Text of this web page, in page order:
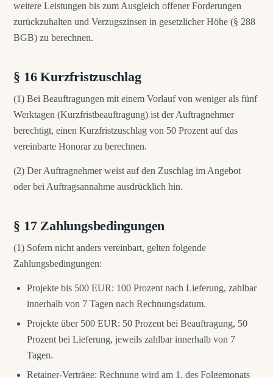
weitere Leistungen bis zum Ausgleich offener Forderungen
zurückzuhalten und Verzugszinsen in gesetzlicher Höhe (§ 288
BGB) zu berechnen.
§ 16 Kurzfristzuschlag
(1) Bei Beauftragungen mit einem Vorlauf von weniger als fünf
Werktagen (Kurzfristbeauftragung) ist der Auftragnehmer
berechtigt, einen Kurzfristzuschlag von 50 Prozent auf das
vereinbarte Honorar zu berechnen.
(2) Der Auftragnehmer weist auf den Zuschlag im Angebot
oder bei Auftragsannahme ausdrücklich hin.
§ 17 Zahlungsbedingungen
(1) Sofern nicht anders vereinbart, gelten folgende
Zahlungsbedingungen:
Projekte bis 500 EUR: 100 Prozent nach Lieferung, zahlbar
innerhalb von 7 Tagen nach Rechnungsdatum.
Projekte über 500 EUR: 50 Prozent bei Beauftragung, 50
Prozent bei Lieferung, jeweils zahlbar innerhalb von 7
Tagen.
Retainer-Verträge: Rechnung wird am 1. des Folgemonats